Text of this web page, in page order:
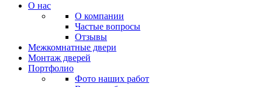
О нас
О компании
Частые вопросы
Отзывы
Межкомнатные двери
Монтаж дверей
Портфолио
Фото наших работ